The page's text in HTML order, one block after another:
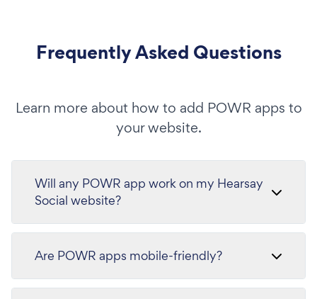
Frequently Asked Questions
Learn more about how to add POWR apps to
your website.
Will any POWR app work on my Hearsay
Social website?
Are POWR apps mobile-friendly?